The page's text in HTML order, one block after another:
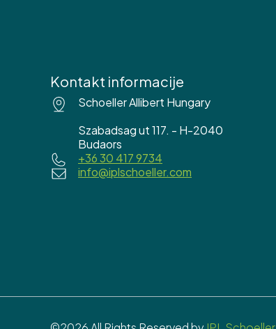
Kontakt informacije
Schoeller Allibert Hungary
Szabadsag ut 117. - H-2040
Budaors
+36 30 417 9734
info@iplschoeller.com